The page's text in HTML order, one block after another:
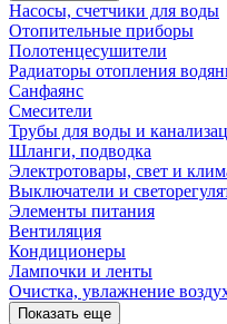
Насосы, счетчики для воды
Отопительные приборы
Полотенцесушители
Радиаторы отопления
Санфаянс
Смесители
Трубы для воды и
Шланги, подводка
Электротовары, свет и
Выключатели и
Элементы питания
Вентиляция
Кондиционеры
Лампочки и ленты
Очистка, увлажнение
Показать еще